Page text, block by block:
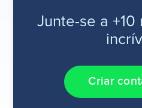
Junte-se a +10
Criar